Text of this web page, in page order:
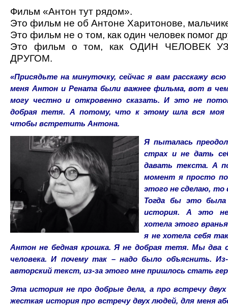
Фильм «Антон тут рядом».
Это фильм не об Антоне Харитонове,
Это фильм не о том, как один человек помог
Это фильм о том, как ОДИН ЧЕЛОВЕК
ДРУГОМ.
«Присядьте на минуточку, сейчас я вам расскажу
меня Антон и Рената были важнее фильма, вот в
могу честно и откровенно сказать. И это не
добрая тетя. А потому, что к этому шла вся моя
чтобы встретить Антона.
Я пыталась
страх и не дать
давать текста. А
момент я просто
этого не сделаю, то
Тогда бы это была
история. А это
хотела этого
я не хотела себя
Антон не бедная крошка. Я не добрая тетя. Мы два
человека. И почему так – надо было объяснить.
авторский текст, из-за этого мне пришлось стать
Эта история не про добрые дела, а про встречу
жесткая история про встречу двух людей, для меня